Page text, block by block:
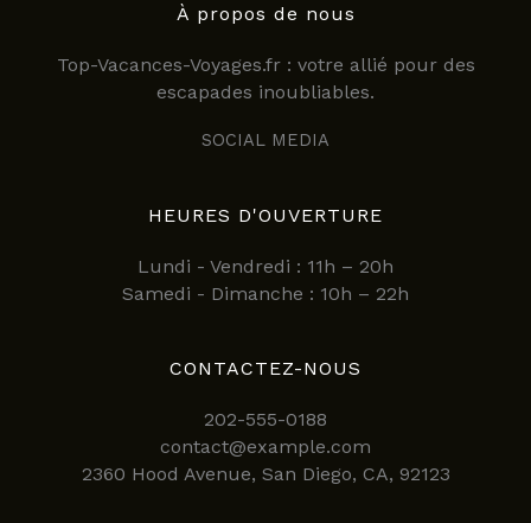
À propos de nous
Top-Vacances-Voyages.fr : votre allié pour des
escapades inoubliables.
SOCIAL MEDIA
HEURES D'OUVERTURE
Lundi - Vendredi : 11h – 20h
Samedi - Dimanche : 10h – 22h
CONTACTEZ-NOUS
202-555-0188
contact@example.com
2360 Hood Avenue, San Diego, CA, 92123